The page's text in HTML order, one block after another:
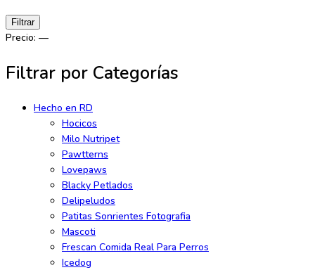
Precio
mínimo
Precio
máximo
Filtrar
Precio: —
Filtrar por Categorías
Hecho en RD
Hocicos
Milo Nutripet
Pawtterns
Lovepaws
Blacky Petlados
Delipeludos
Patitas Sonrientes Fotografia
Mascoti
Frescan Comida Real Para Perros
Icedog